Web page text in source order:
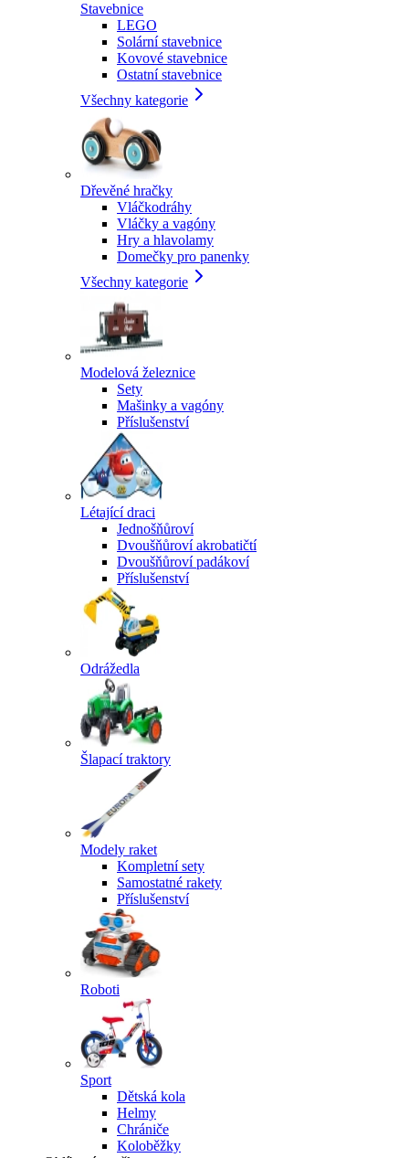
Stavebnice
LEGO
Solární stavebnice
Kovové stavebnice
Ostatní stavebnice
Všechny kategorie
Dřevěné hračky
Vláčkodráhy
Vláčky a vagóny
Hry a hlavolamy
Domečky pro panenky
Všechny kategorie
Modelová železnice
Sety
Mašinky a vagóny
Příslušenství
Létající draci
Jednošňůroví
Dvoušňůroví akrobatičtí
Dvoušňůroví padákoví
Příslušenství
Odrážedla
Šlapací traktory
Modely raket
Kompletní sety
Samostatné rakety
Příslušenství
Roboti
Sport
Dětská kola
Helmy
Chrániče
Koloběžky